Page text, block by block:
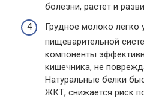
болезни, растет и
Грудное молоко легко
пищеварительной
компоненты
кишечника, не
Натуральные белки
ЖКТ, снижается риск